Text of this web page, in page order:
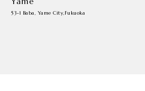
53-1 Baba, Yame City,Fukuoka